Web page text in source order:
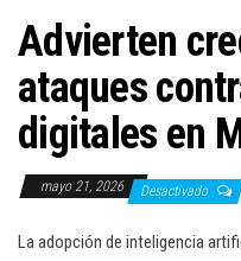
Advierten
ataques
digitales en
mayo 21, 2026 Desactivado
La adopción de inteligencia